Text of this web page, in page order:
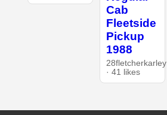
Cab
Fleetside
Pickup
1988
28fletcherkarley
· 41 likes